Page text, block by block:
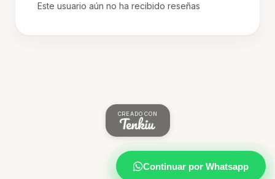
Continuar por Whatsapp
Este usuario aún no ha recibido reseñas
CREADO CON